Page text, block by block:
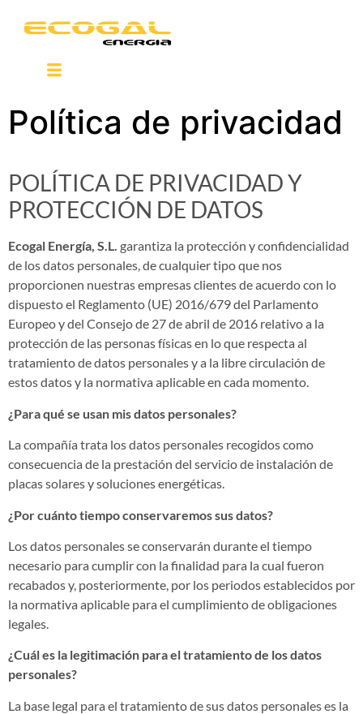
Política de privacidad
POLÍTICA DE PRIVACIDAD Y
PROTECCIÓN DE DATOS
Ecogal Energía, S.L. garantiza la protección y confidencialidad
de los datos personales, de cualquier tipo que nos
proporcionen nuestras empresas clientes de acuerdo con lo
dispuesto el Reglamento (UE) 2016/679 del Parlamento
Europeo y del Consejo de 27 de abril de 2016 relativo a la
protección de las personas físicas en lo que respecta al
tratamiento de datos personales y a la libre circulación de
estos datos y la normativa aplicable en cada momento.
¿Para qué se usan mis datos personales?
La compañía trata los datos personales recogidos como
consecuencia de la prestación del servicio de instalación de
placas solares y soluciones energéticas.
¿Por cuánto tiempo conservaremos sus datos?
Los datos personales se conservarán durante el tiempo
necesario para cumplir con la finalidad para la cual fueron
recabados y, posteriormente, por los periodos establecidos por
la normativa aplicable para el cumplimiento de obligaciones
legales.
¿Cuál es la legitimación para el tratamiento de los datos
personales?
La base legal para el tratamiento de sus datos personales es la